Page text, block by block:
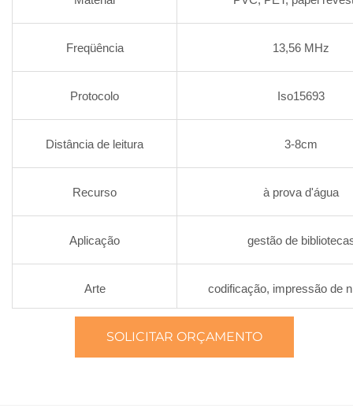
Freqüência 13,56 MHz
Protocolo Iso15693
Distância de leitura 3-8cm
Recurso à prova d'água
Aplicação gestão de
Arte codificação, impressão de
SOLICITAR ORÇAMENTO